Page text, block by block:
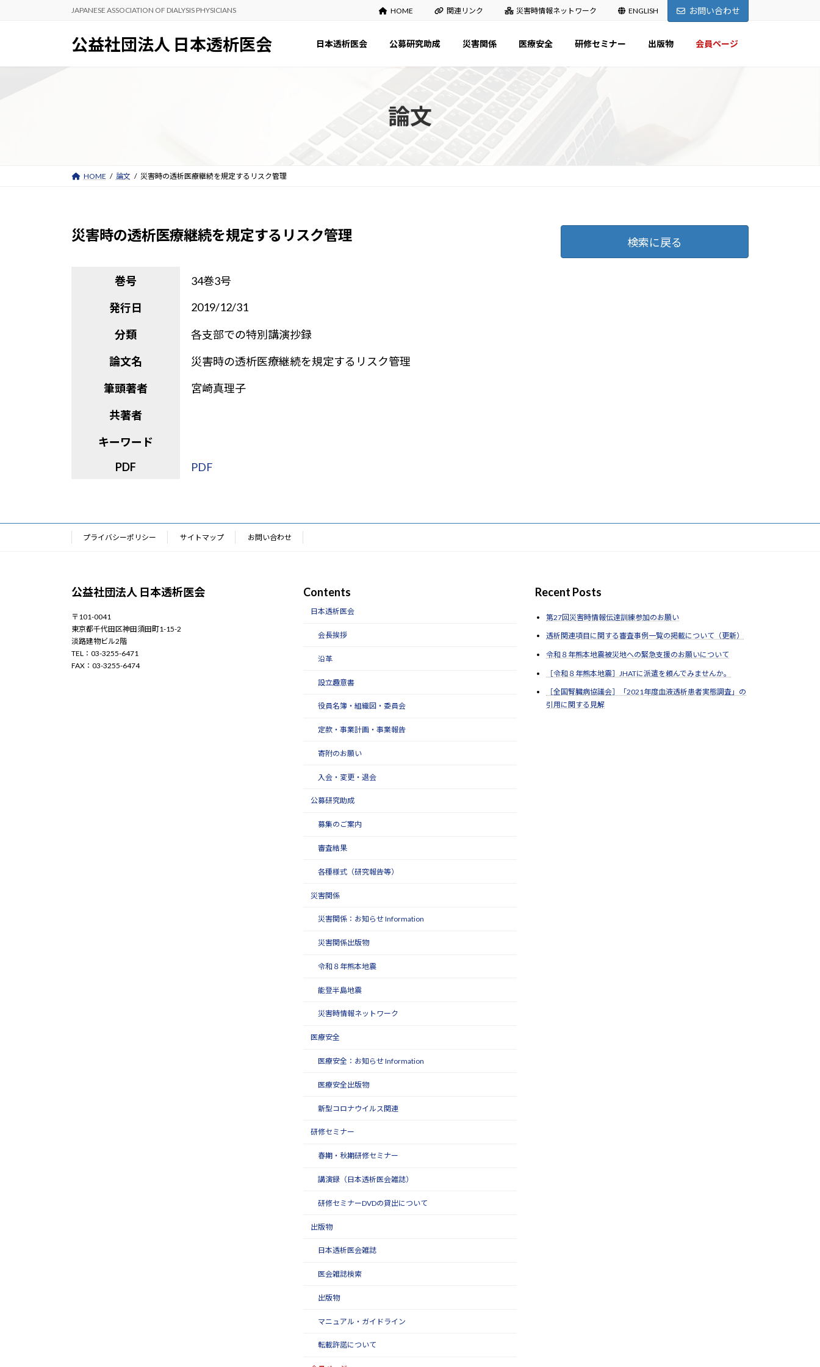
JAPANESE ASSOCIATION OF DIALYSIS PHYSICIANS HOME 関連リンク 災害時情報ネットワーク ENGLISH お問い合わせ
公益社団法人 日本透析医会 日本透析医会 公募研究助成 災害関係 医療安全 研修セミナー 出版物 会員ページ
論文
HOME 論文 災害時の透析医療継続を規定するリスク管理
災害時の透析医療継続を規定するリスク管理
巻号
34巻3号
発行日
2019/12/31
分類
各支部での特別講演抄録
論文名
災害時の透析医療継続を規定するリスク管理
筆頭著者
宮崎真理子
共著者
キーワード
PDF
PDF
検索に戻る
プライバシーポリシー サイトマップ お問い合わせ
公益社団法人 日本透析医会
〒101-0041
東京都千代田区神田須田町1-15-2
淡路建物ビル2階
TEL：03-3255-6471
FAX：03-3255-6474
Contents
日本透析医会
会長挨拶
沿革
設立趣意書
役員名簿・組織図・委員会
定款・事業計画・事業報告
寄附のお願い
入会・変更・退会
公募研究助成
募集のご案内
審査結果
各種様式（研究報告等）
災害関係
災害関係：お知らせ Information
災害関係出版物
令和８年熊本地震
能登半島地震
災害時情報ネットワーク
医療安全
医療安全：お知らせ Information
医療安全出版物
新型コロナウイルス関連
研修セミナー
春期・秋期研修セミナー
講演録（日本透析医会雑誌）
研修セミナーDVDの貸出について
出版物
日本透析医会雑誌
医会雑誌検索
出版物
マニュアル・ガイドライン
転載許諾について
Recent Posts
第27回災害時情報伝達訓練参加のお願い
透析関連項目に関する審査事例一覧の掲載について（更新）
令和８年熊本地震被災地への緊急支援のお願いについて
［令和８年熊本地震］JHATに派遣を頼んでみませんか。
［全国腎臓病協議会］「2021年度血液透析患者実態調査」の
引用に関する見解